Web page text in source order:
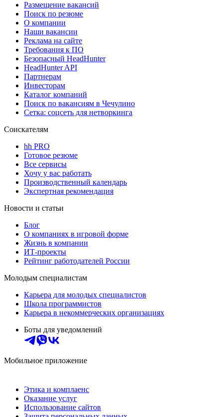
Размещение вакансий
Поиск по резюме
О компании
Наши вакансии
Реклама на сайте
Требования к ПО
Безопасный HeadHunter
HeadHunter API
Партнерам
Инвесторам
Каталог компаний
Поиск по вакансиям в Чечулино
Сетка: соцсеть для нетворкинга
Соискателям
hh PRO
Готовое резюме
Все сервисы
Хочу у вас работать
Производственный календарь
Экспертная рекомендация
Новости и статьи
Блог
О компаниях в игровой форме
Жизнь в компании
ИТ-проекты
Рейтинг работодателей России
Молодым специалистам
Карьера для молодых специалистов
Школа программистов
Карьера в некоммерческих организациях
Боты для уведомлений
Мобильное приложение
Этика и комплаенс
Оказание услуг
Использование сайтов